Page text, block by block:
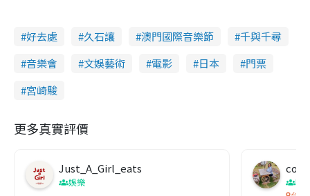
好去處 久石讓 澳門國際音樂節
千與千尋
音樂會
文娛藝術 電影 日本
門票
宮崎駿
更多真實評價
Just_A_Girl_eats
娛樂
co
吹